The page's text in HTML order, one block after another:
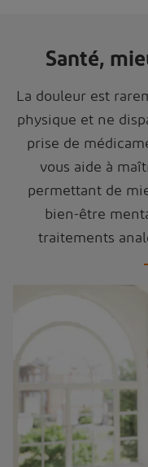
Santé,
La douleur est
physique et ne
prise de
vous aide à
permettant de
bien-être
traitements